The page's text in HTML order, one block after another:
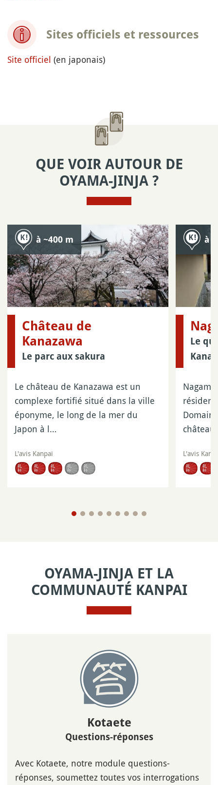
Sites officiels et ressources
Site officiel (en japonais)
QUE VOIR AUTOUR DE
OYAMA-JINJA ?
à ~400 m
Château de
Kanazawa
Le parc aux sakura
Le château de Kanazawa est un
complexe fortifié situé dans la ville
éponyme, le long de la mer du
Japon à l…
L'avis Kanpai
à
Le
L'avis
OYAMA-JINJA ET LA
COMMUNAUTÉ KANPAI
Kotaete
Questions-réponses
Avec Kotaete, notre module questions-
réponses, soumettez toutes vos interrogations